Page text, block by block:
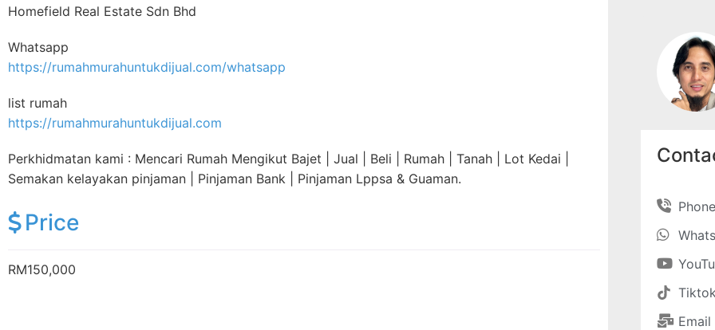
Homefield Real Estate Sdn Bhd
Whatsapp
https://rumahmurahuntukdijual.com/whatsapp
list rumah
https://rumahmurahuntukdijual.com
Perkhidmatan kami : Mencari Rumah Mengikut Bajet | Jual | Beli | Rumah | Tanah | Lot Kedai |
Semakan kelayakan pinjaman | Pinjaman Bank | Pinjaman Lppsa & Guaman.
Price
RM150,000
Email